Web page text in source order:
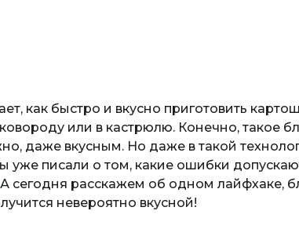
как быстро и вкусно приготовить
или в кастрюлю. Конечно, такое
даже вкусным. Но даже в такой
уже писали о том, какие ошибки
А сегодня расскажем об одном лайфхаке,
невероятно вкусной!